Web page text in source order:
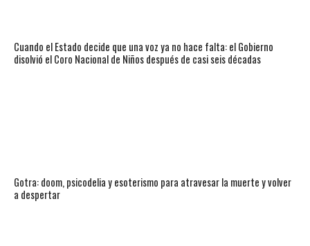
Cuando el Estado decide que una voz ya no hace falta: el Gobierno
disolvió el Coro Nacional de Niños después de casi seis décadas
Gotra: doom, psicodelia y esoterismo para atravesar la muerte y volver
a despertar